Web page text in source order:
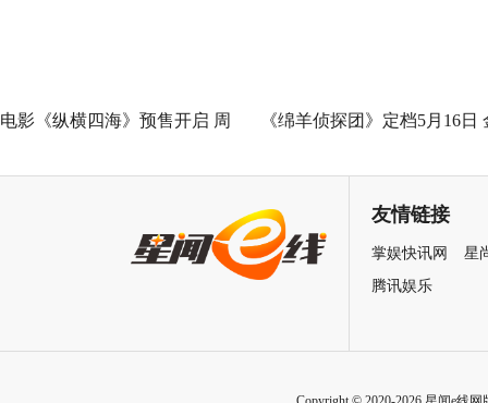
电影《纵横四海》预售开启 周 《绵羊侦探团》定档5月16日
友情链接
掌娱快讯网
星
腾讯娱乐